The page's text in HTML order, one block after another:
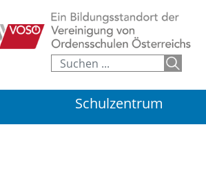
Schulzentrum